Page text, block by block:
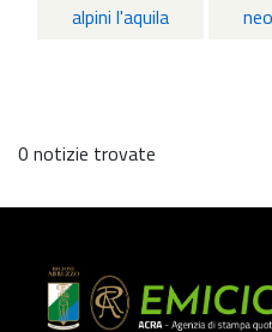
alpini l'aquila
0 notizie trovate